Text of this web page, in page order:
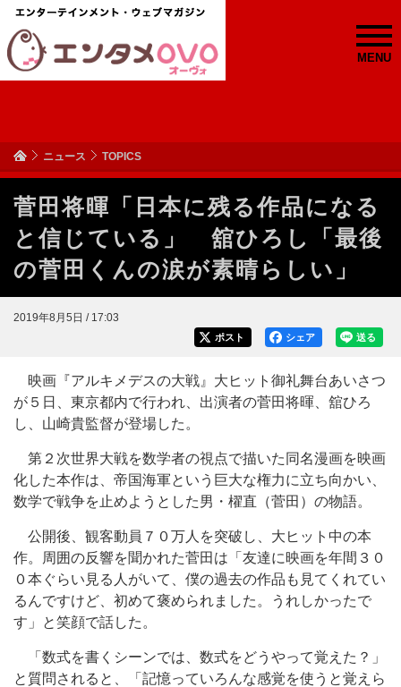
MENU
ニュース TOPICS
菅田将暉「日本に残る作品になる
と信じている」 舘ひろし「最後
の菅田くんの涙が素晴らしい」
2019年8月5日 / 17:03
送る
シェア
ポスト
映画『アルキメデスの大戦』大ヒット御礼舞台あいさつ
が５日、東京都内で行われ、出演者の菅田将暉、舘ひろ
し、山崎貴監督が登場した。
第２次世界大戦を数学者の視点で描いた同名漫画を映画
化した本作は、帝国海軍という巨大な権力に立ち向かい、
数学で戦争を止めようとした男・櫂直（菅田）の物語。
公開後、観客動員７０万人を突破し、大ヒット中の本
作。周囲の反響を聞かれた菅田は「友達に映画を年間３０
０本ぐらい見る人がいて、僕の過去の作品も見てくれてい
るんですけど、初めて褒められました。うれしかったで
す」と笑顔で話した。
「数式を書くシーンでは、数式をどうやって覚えた？」
と質問されると、「記憶っていろんな感覚を使うと覚えら